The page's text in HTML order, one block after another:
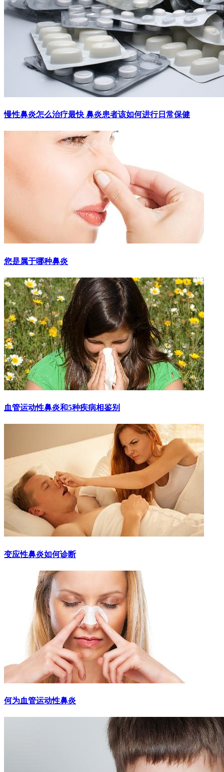
慢性鼻炎怎么治疗最快 鼻炎患者该如何进行日常保健
您是属于哪种鼻炎
血管运动性鼻炎和5种疾病相鉴别
变应性鼻炎如何诊断
何为血管运动性鼻炎